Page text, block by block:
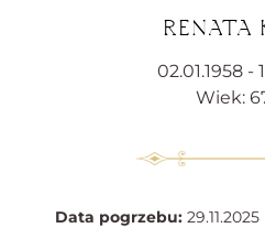
RENATA
02.01.1958 -
Wiek:
Data pogrzebu: 29.11.2025